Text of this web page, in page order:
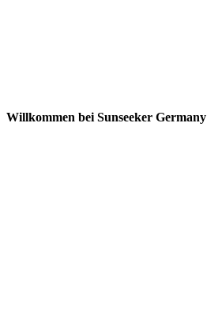
Willkommen bei Sunseeker Germany